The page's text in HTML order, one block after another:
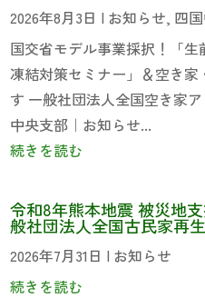
2026年8月3日 | お知らせ, 四
国交省モデル事業採択！「
凍結対策セミナー」＆空き
す 一般社団法人全国空き家
中央支部｜お知らせ...
続きを読む
令和8年熊本地震 被災地
般社団法人全国古民家再
2026年7月31日 | お知らせ
続きを読む